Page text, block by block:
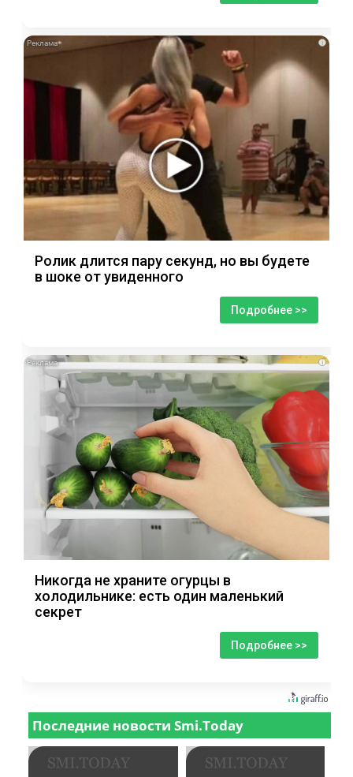
i
Ролик длится пару секунд, но вы будете
в шоке от увиденного
Подробнее >>
i
Никогда не храните огурцы в
холодильнике: есть один маленький
секрет
Подробнее >>